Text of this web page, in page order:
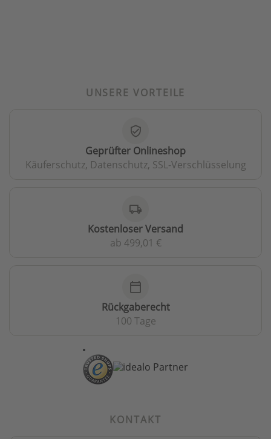
UNSERE VORTEILE
verified_user
Geprüfter Onlineshop
Käuferschutz, Datenschutz, SSL-Verschlüsselung
local_shipping
Kostenloser Versand
ab 499,01 €
calendar_today
Rückgaberecht
100 Tage
KONTAKT